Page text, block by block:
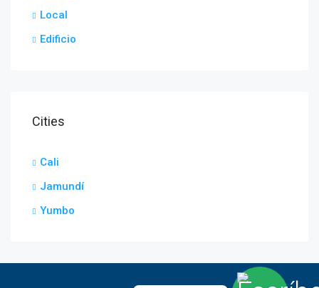
Local
Edificio
Cities
Cali
Jamundí
Yumbo